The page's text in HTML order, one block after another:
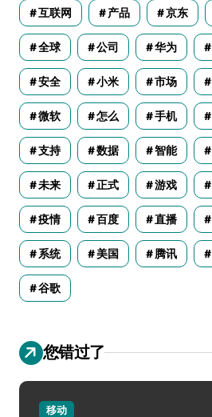
互联网 产品 京东
全球 公司 华为
安全 小米 市场
微软 怎么 手机
支持 数据 智能
未来 正式 游戏
疫情 百度 直播
系统 美国 腾讯
谷歌
您错过了
移动